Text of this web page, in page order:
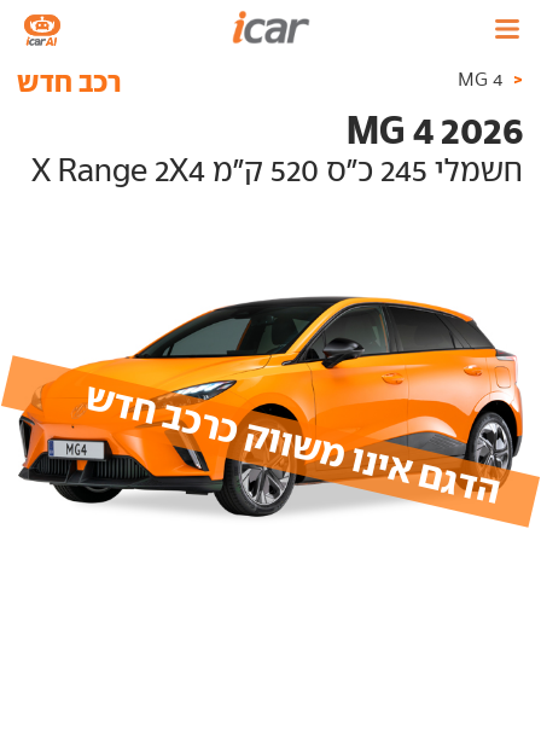
<
הדגם אינו משווק כרכב חדש
MG 4 2026
רכב חדש
חשמלי 245 כ"ס 520 ק"מ X Range 2X4